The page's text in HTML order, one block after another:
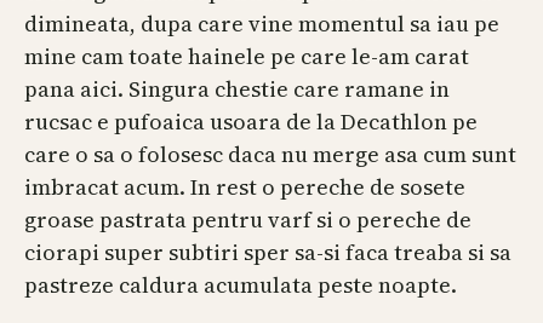
dimineata, dupa care vine momentul sa iau pe
mine cam toate hainele pe care le-am carat
pana aici. Singura chestie care ramane in
rucsac e pufoaica usoara de la Decathlon pe
care o sa o folosesc daca nu merge asa cum sunt
imbracat acum. In rest o pereche de sosete
groase pastrata pentru varf si o pereche de
ciorapi super subtiri sper sa-si faca treaba si sa
pastreze caldura acumulata peste noapte.